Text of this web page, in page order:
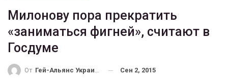
Милонову пора прекратить
«заниматься фигней», считают в
Госдуме
От Гей-Альянс Украина Сен 2, 2015